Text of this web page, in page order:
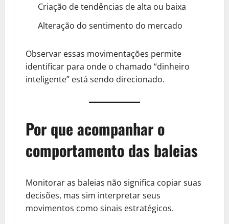
Criação de tendências de alta ou baixa
Alteração do sentimento do mercado
Observar essas movimentações permite
identificar para onde o chamado “dinheiro
inteligente” está sendo direcionado.
Por que acompanhar o
comportamento das baleias
Monitorar as baleias não significa copiar suas
decisões, mas sim interpretar seus
movimentos como sinais estratégicos.